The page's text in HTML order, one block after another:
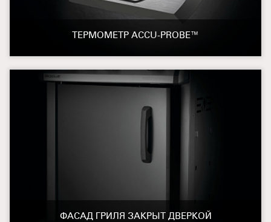
ТЕРМОМЕТР ACCU-PROBE™
ФАСАД ГРИЛЯ ЗАКРЫТ ДВЕРКОЙ